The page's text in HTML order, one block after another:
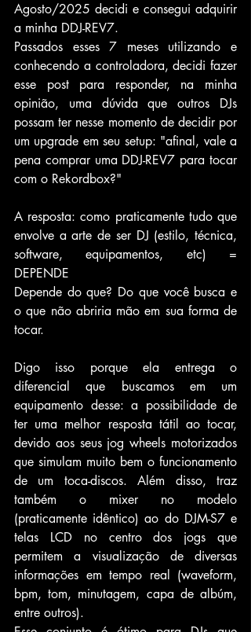
Agosto/2025 decidi e consegui adquirir
a minha DDJ-REV7.
Passados esses 7 meses utilizando e
conhecendo a controladora, decidi fazer
esse post para responder, na minha
opinião, uma dúvida que outros DJs
possam ter nesse momento de decidir por
um upgrade em seu setup: "afinal, vale a
pena comprar uma DDJ-REV7 para tocar
com o Rekordbox?"
A resposta: como praticamente tudo que
envolve a arte de ser DJ (estilo, técnica,
software, equipamentos, etc) =
DEPENDE
Depende do que? Do que você busca e
o que não abriria mão em sua forma de
tocar.
Digo isso porque ela entrega o
diferencial que buscamos em um
equipamento desse: a possibilidade de
ter uma melhor resposta tátil ao tocar,
devido aos seus jog wheels motorizados
que simulam muito bem o funcionamento
de um toca-discos. Além disso, traz
também o mixer no modelo
(praticamente idêntico) ao do DJM-S7 e
telas LCD no centro dos jogs que
permitem a visualização de diversas
informações em tempo real (waveform,
bpm, tom, minutagem, capa de albúm,
entre outros).